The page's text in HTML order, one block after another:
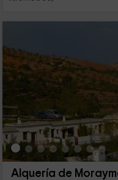
Alquería de